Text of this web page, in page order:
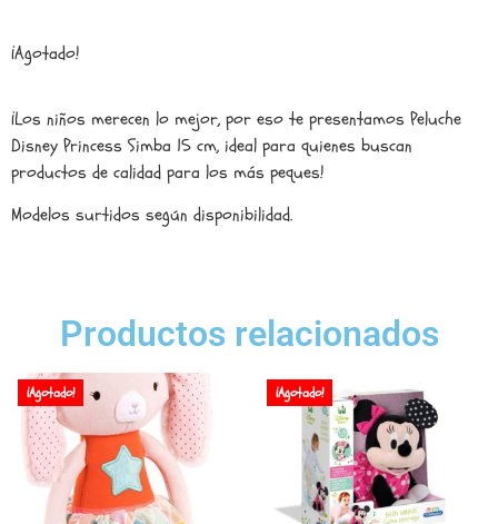
¡Agotado!
¡Los niños merecen lo mejor, por eso te presentamos Peluche
Disney Princess Simba 15 cm, ideal para quienes buscan
productos de calidad para los más peques!
Modelos surtidos según disponibilidad.
Productos relacionados
¡Agotado! ¡Agotado!